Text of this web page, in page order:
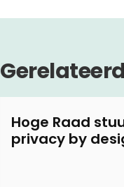
Hoge Raad
privacy by